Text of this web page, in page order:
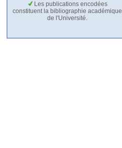
Les publications encodées
constituent la bibliographie académique
de l'Université.